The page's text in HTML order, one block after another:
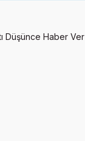
Düşünce Haber Ver